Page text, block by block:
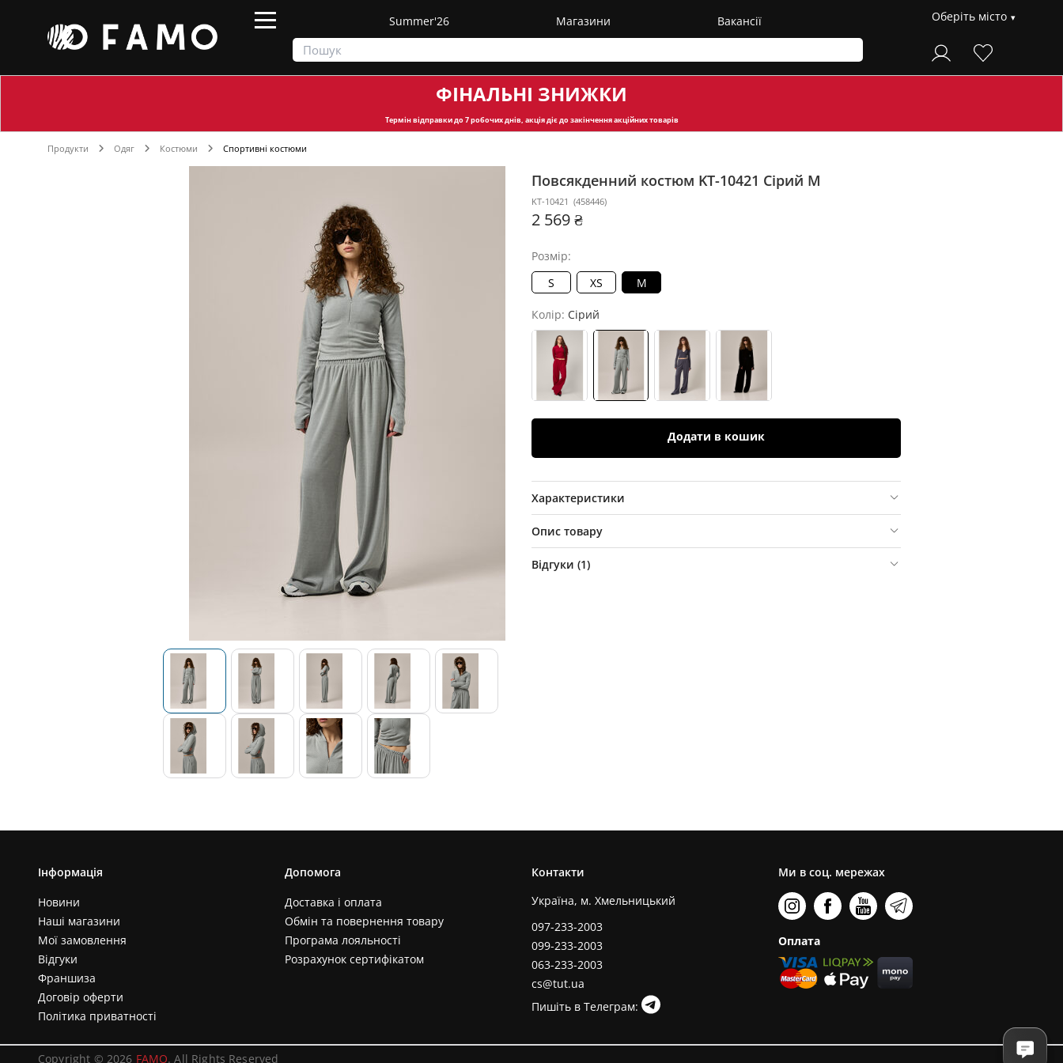
Summer'26 Магазини Вакансії Оберіть місто
ФІНАЛЬНІ ЗНИЖКИ
Термін відправкидо 7 робочих днів, акція діє до закінчення акційних товарів
Продукти Одяг Костюми Спортивні костюми
Повсякденний костюм KT-10421 Сірий M
KT-10421 (458446)
2 569 ₴
Розмір:
S
XS M
Колір: Сірий
Додати в кошик
Характеристики
Опис товару
Відгуки (1)
Інформація
Новини
Наші магазини
Мої замовлення
Відгуки
Франшиза
Договір оферти
Політика приватності
Допомога
Доставка і оплата
Обмін та повернення товару
Програма лояльності
Розрахунок сертифікатом
Контакти
Україна, м. Хмельницький
097-233-2003
099-233-2003
063-233-2003
cs@tut.ua
Пишіть в Телеграм:
Ми в соц. мережах
Оплата
Copyright © 2026 FAMO. All Rights Reserved